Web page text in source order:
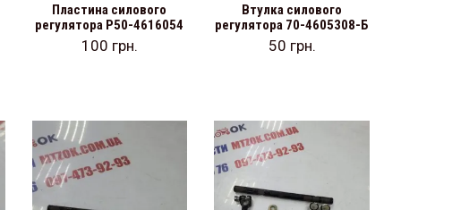
Пластина силового
регулятора Р50-4616054
100 грн.
Втулка силового
регулятора 70-4605308-Б
50 грн.